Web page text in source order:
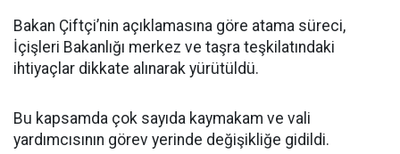
Bakan Çiftçi’nin açıklamasına göre atama süreci,
İçişleri Bakanlığı merkez ve taşra teşkilatındaki
ihtiyaçlar dikkate alınarak yürütüldü.
Bu kapsamda çok sayıda kaymakam ve vali
yardımcısının görev yerinde değişikliğe gidildi.